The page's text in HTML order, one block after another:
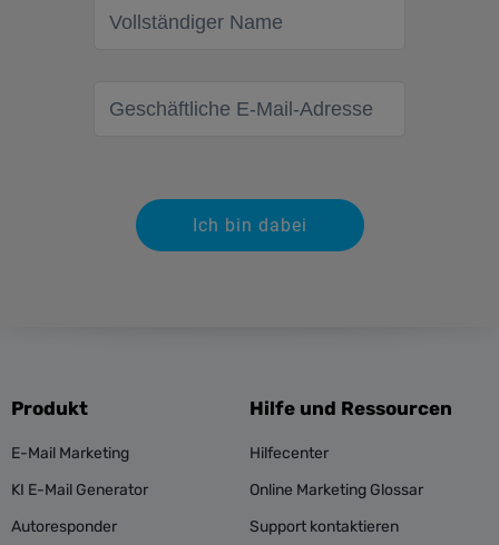
Vollständiger Name
Geschäftliche E-Mail-Adresse
Ich bin dabei
Produkt
E-Mail Marketing
KI E-Mail Generator
Autoresponder
Hilfe und Ressourcen
Hilfecenter
Online Marketing Glossar
Support kontaktieren